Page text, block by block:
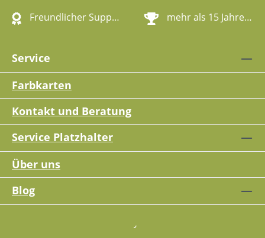
Freundlicher Support mehr als 15 Jahre Erfahrung
Service
Farbkarten
Kontakt und Beratung
Service Platzhalter
Über uns
Blog